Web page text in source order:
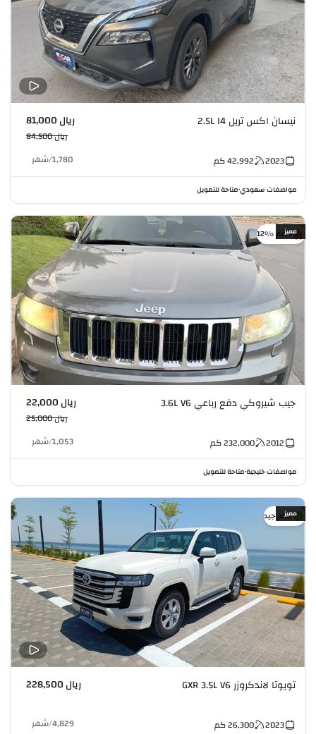
نيسان اكس تريل 2.5L I4 ريال 81,000
ريال 84,500
2023
42,992كم 1,780
/شهر
مواصفات سعودي•متاحة للتمويل
خصم %12مميز
جيب شيروكي دفع رباعي 3.6L V6 ريال 22,000
ريال 25,000
2012
232,000كم 1,053
/شهر
مواصفات خليجية•متاحة للتمويل
سعر جيدمميز
تويوتا لاندكروزر GXR 3.5L V6 ريال 228,500
2023
26,300كم 4,829
/شهر